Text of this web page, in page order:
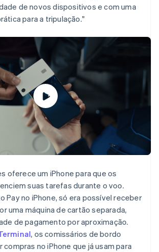
de novos dispositivos e com uma
para a tripulação."
oferece um iPhone para que os
suas tarefas durante o voo.
Pay no iPhone, só era possível receber
uma máquina de cartão separada,
de pagamento por aproximação.
, os comissários de bordo
compras no iPhone que já usam para